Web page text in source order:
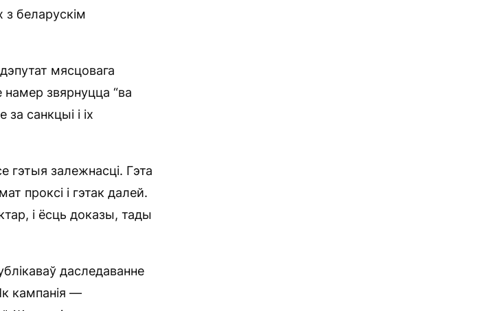
з беларускім
мясцовага
звярнуцца “ва
санкцыі і іх
гэтыя залежнасці. Гэта
проксі і гэтак далей.
і ёсць доказы, тады
даследаванне
кампанія —